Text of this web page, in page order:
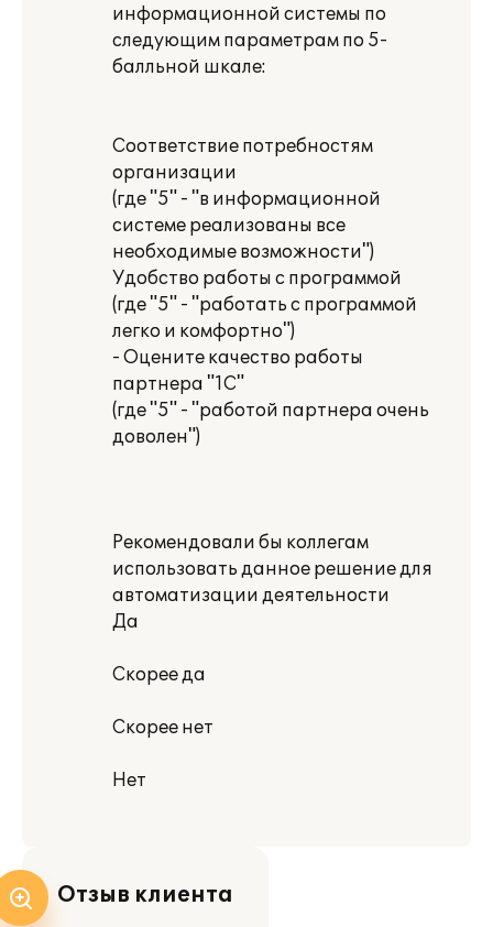
информационной системы по
следующим параметрам по 5-
балльной шкале:
Соответствие потребностям
организации
(где "5" - "в информационной
системе реализованы все
необходимые возможности")
Удобство работы с программой
(где "5" - "работать с программой
легко и комфортно")
- Оцените качество работы
партнера "1С"
(где "5" - "работой партнера очень
доволен")
Рекомендовали бы коллегам
использовать данное решение для
автоматизации деятельности
Да
Скорее да
Скорее нет
Нет
Отзыв клиента